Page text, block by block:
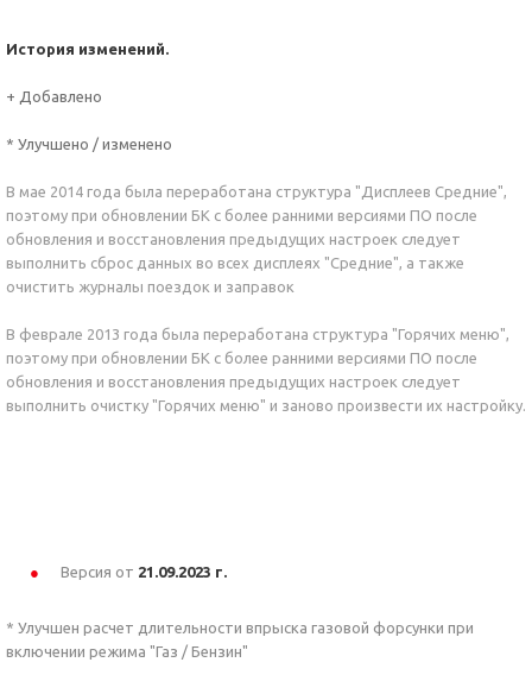
История изменений.
+ Добавлено
* Улучшено / изменено
В мае 2014 года была переработана структура "Дисплеев Средние",
поэтому при обновлении БК с более ранними версиями ПО после
обновления и восстановления предыдущих настроек следует
выполнить сброс данных во всех дисплеях "Средние", а также
очистить журналы поездок и заправок
В феврале 2013 года была переработана структура "Горячих меню",
поэтому при обновлении БК с более ранними версиями ПО после
обновления и восстановления предыдущих настроек следует
выполнить очистку "Горячих меню" и заново произвести их настройку.
Версия от 21.09.2023 г.
* Улучшен расчет длительности впрыска газовой форсунки при
включении режима "Газ / Бензин"